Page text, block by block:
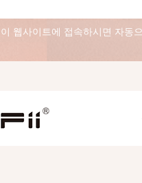
웹사이트에 접속하시면 자동